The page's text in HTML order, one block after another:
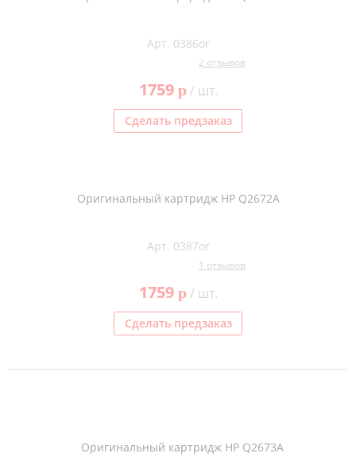
Арт. 0386or
2 отзывов
1759 p/ шт.
Сделать предзаказ
Оригинальный картридж HP Q2672A
Арт. 0387or
1 отзывов
1759 p/ шт.
Сделать предзаказ
Оригинальный картридж HP Q2673A